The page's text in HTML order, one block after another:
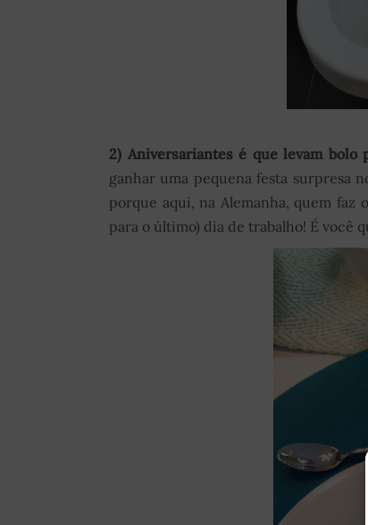
2) Aniversariantes é que levam bolo
ganhar uma pequena festa surpresa
porque aqui, na Alemanha, quem faz
para o último) dia de trabalho! É você